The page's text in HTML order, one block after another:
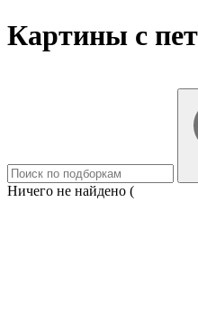
Картины с
Ничего не найдено (